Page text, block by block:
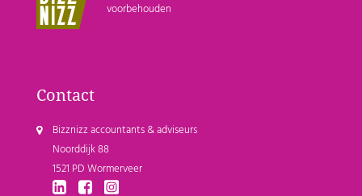
voorbehouden
Contact
Bizznizz accountants & adviseurs
Noorddijk 88
1521 PD Wormerveer